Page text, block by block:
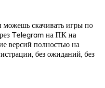
скачивать игры по
Telegram на ПК на
версий полностью на
без ожиданий, без